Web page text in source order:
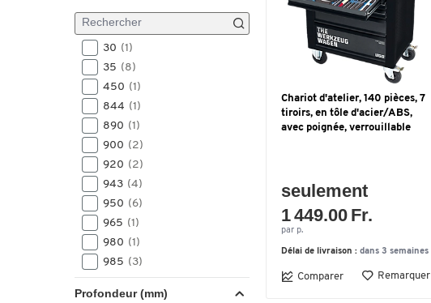
30 (1)
35 (8)
450 (1)
844 (1)
890 (1)
900 (2)
920 (2)
943 (4)
950 (6)
965 (1)
980 (1)
985 (3)
1010(2)
Profondeur (mm)
Chariot d'atelier, 140 pièces, 7
tiroirs, en tôle d'acier/ABS,
avec poignée, verrouillable
seulement
1 449.00 Fr.
par p.
Délai de livraison : dans 3 semaines
Comparer Remarquer